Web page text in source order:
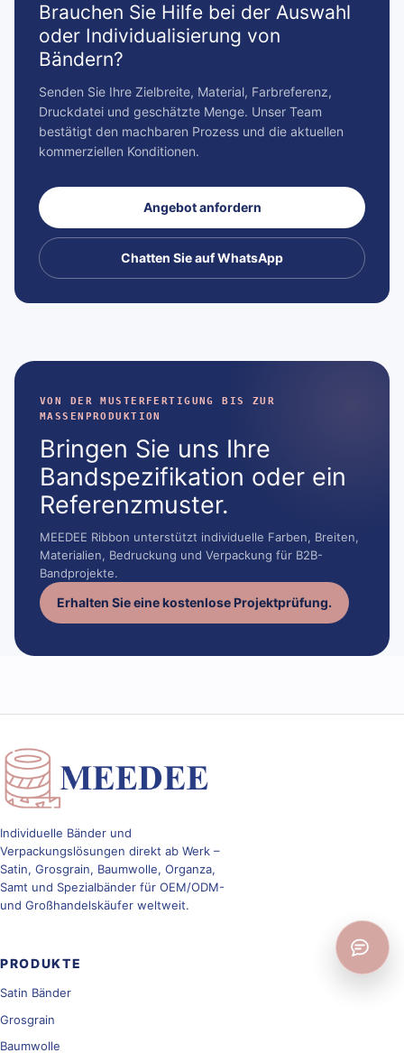
Brauchen Sie Hilfe bei der Auswahl
oder Individualisierung von
Bändern?
Senden Sie Ihre Zielbreite, Material, Farbreferenz,
Druckdatei und geschätzte Menge. Unser Team
bestätigt den machbaren Prozess und die aktuellen
kommerziellen Konditionen.
Angebot anfordern
Chatten Sie auf WhatsApp
VON DER MUSTERFERTIGUNG BIS ZUR
MASSENPRODUKTION
Bringen Sie uns Ihre
Bandspezifikation oder ein
Referenzmuster.
MEEDEE Ribbon unterstützt individuelle Farben, Breiten,
Materialien, Bedruckung und Verpackung für B2B-
Bandprojekte.
Erhalten Sie eine kostenlose Projektprüfung.
Individuelle Bänder und
Verpackungslösungen direkt ab Werk –
Satin, Grosgrain, Baumwolle, Organza,
Samt und Spezialbänder für OEM/ODM-
und Großhandelskäufer weltweit.
PRODUKTE
Satin Bänder
Grosgrain
Baumwolle